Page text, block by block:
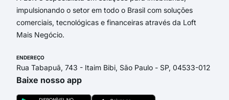
impulsionando o setor em todo o Brasil com soluções
comerciais, tecnológicas e financeiras através da Loft
Mais Negócio.
ENDEREÇO
Rua Tabapuã, 743 - Itaim Bibi, São Paulo - SP, 04533-012
Baixe nosso app